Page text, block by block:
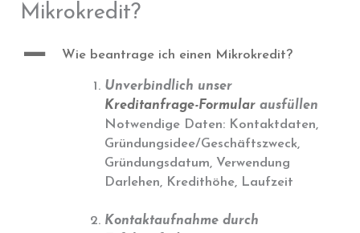
Mikrokredit?
A
Wie beantrage ich einen Mikrokredit?
Unverbindlich unser
Kreditanfrage-Formularausfüllen
Notwendige Daten: Kontaktdaten,
Gründungsidee/Geschäftszweck,
Gründungsdatum, Verwendung
Darlehen, Kredithöhe, Laufzeit
Kontaktaufnahme durch